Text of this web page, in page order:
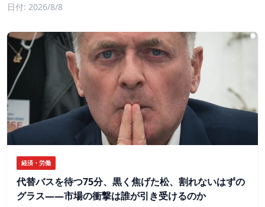
日付: 2026/8/8
経済・労働
代替バスを待つ75分、黒く焦げた松、割れないはずの
グラス——市場の衝撃は誰が引き受けるのか